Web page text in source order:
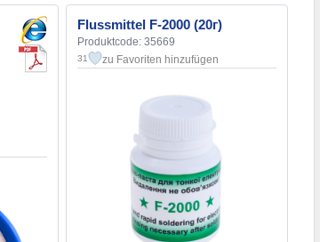
Flussmittel F-2000 (20г)
Produktcode: 35669
31 zu Favoriten hinzufügen